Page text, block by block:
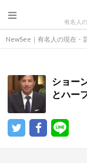
有名人
NewSee｜有名人の現在・
ショー
とハー